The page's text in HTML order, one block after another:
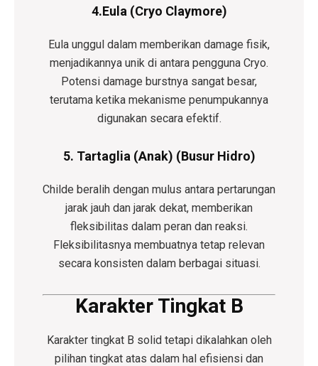
4.Eula (Cryo Claymore)
Eula unggul dalam memberikan damage fisik,
menjadikannya unik di antara pengguna Cryo.
Potensi damage burstnya sangat besar,
terutama ketika mekanisme penumpukannya
digunakan secara efektif.
5. Tartaglia (Anak) (Busur Hidro)
Childe beralih dengan mulus antara pertarungan
jarak jauh dan jarak dekat, memberikan
fleksibilitas dalam peran dan reaksi.
Fleksibilitasnya membuatnya tetap relevan
secara konsisten dalam berbagai situasi.
Karakter Tingkat B
Karakter tingkat B solid tetapi dikalahkan oleh
pilihan tingkat atas dalam hal efisiensi dan